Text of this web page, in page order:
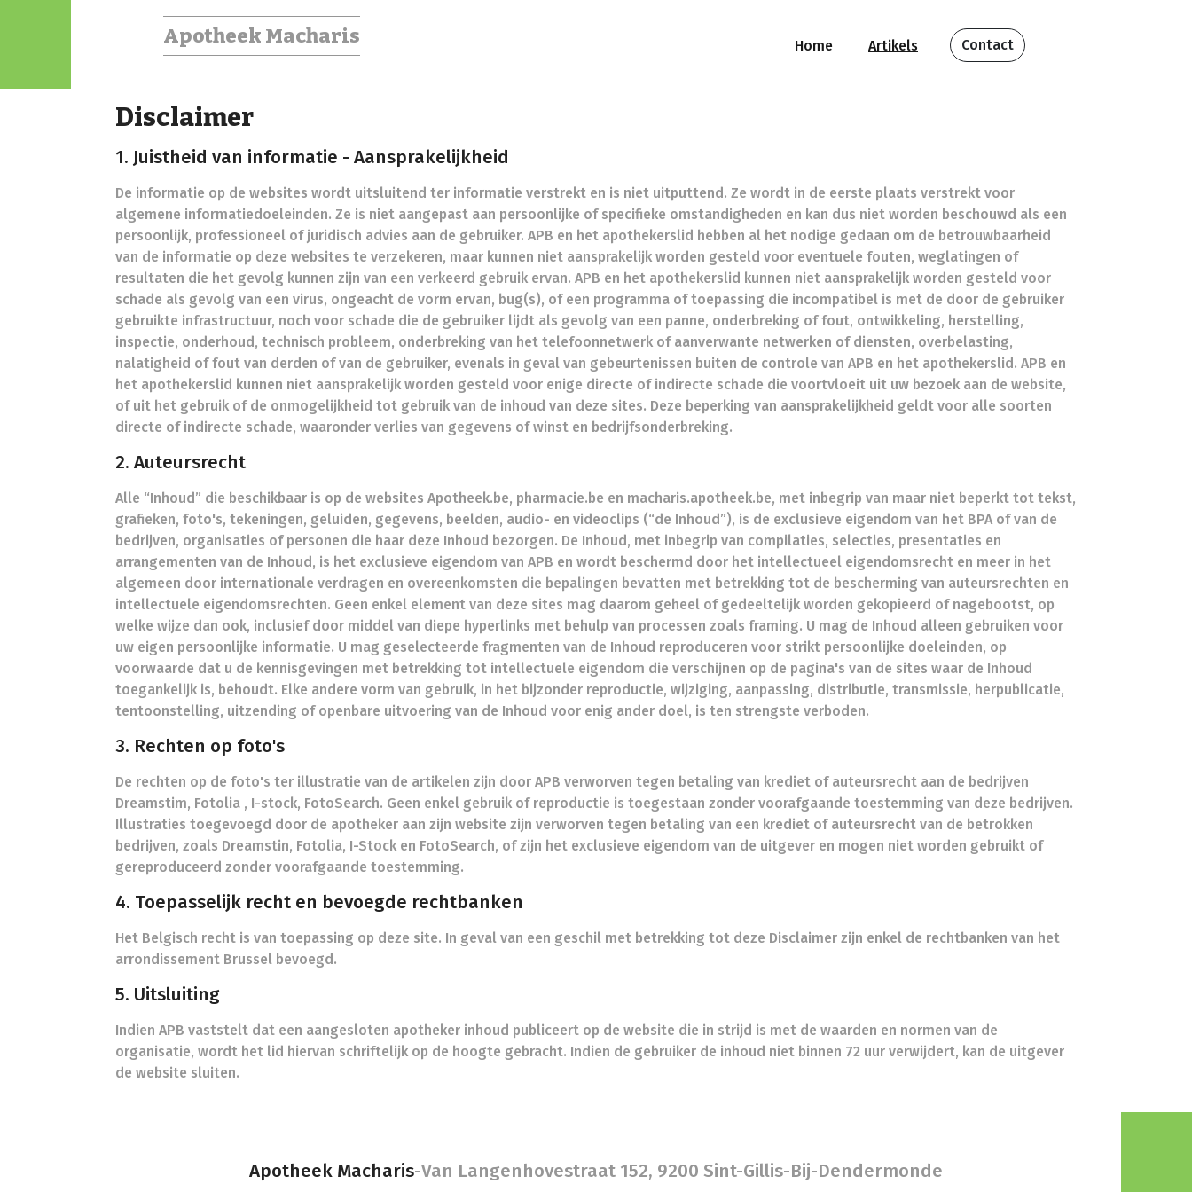
Apotheek Macharis Home Artikels Contact
Disclaimer
1. Juistheid van informatie - Aansprakelijkheid
De informatie op de websites wordt uitsluitend ter informatie verstrekt en is niet uitputtend. Ze wordt in de eerste plaats verstrekt voor
algemene informatiedoeleinden. Ze is niet aangepast aan persoonlijke of specifieke omstandigheden en kan dus niet worden beschouwd als een
persoonlijk, professioneel of juridisch advies aan de gebruiker. APB en het apothekerslid hebben al het nodige gedaan om de betrouwbaarheid
van de informatie op deze websites te verzekeren, maar kunnen niet aansprakelijk worden gesteld voor eventuele fouten, weglatingen of
resultaten die het gevolg kunnen zijn van een verkeerd gebruik ervan. APB en het apothekerslid kunnen niet aansprakelijk worden gesteld voor
schade als gevolg van een virus, ongeacht de vorm ervan, bug(s), of een programma of toepassing die incompatibel is met de door de gebruiker
gebruikte infrastructuur, noch voor schade die de gebruiker lijdt als gevolg van een panne, onderbreking of fout, ontwikkeling, herstelling,
inspectie, onderhoud, technisch probleem, onderbreking van het telefoonnetwerk of aanverwante netwerken of diensten, overbelasting,
nalatigheid of fout van derden of van de gebruiker, evenals in geval van gebeurtenissen buiten de controle van APB en het apothekerslid. APB en
het apothekerslid kunnen niet aansprakelijk worden gesteld voor enige directe of indirecte schade die voortvloeit uit uw bezoek aan de website,
of uit het gebruik of de onmogelijkheid tot gebruik van de inhoud van deze sites. Deze beperking van aansprakelijkheid geldt voor alle soorten
directe of indirecte schade, waaronder verlies van gegevens of winst en bedrijfsonderbreking.
2. Auteursrecht
Alle “Inhoud” die beschikbaar is op de websites Apotheek.be, pharmacie.be en macharis.apotheek.be, met inbegrip van maar niet beperkt tot tekst,
grafieken, foto's, tekeningen, geluiden, gegevens, beelden, audio- en videoclips (“de Inhoud”), is de exclusieve eigendom van het BPA of van de
bedrijven, organisaties of personen die haar deze Inhoud bezorgen. De Inhoud, met inbegrip van compilaties, selecties, presentaties en
arrangementen van de Inhoud, is het exclusieve eigendom van APB en wordt beschermd door het intellectueel eigendomsrecht en meer in het
algemeen door internationale verdragen en overeenkomsten die bepalingen bevatten met betrekking tot de bescherming van auteursrechten en
intellectuele eigendomsrechten. Geen enkel element van deze sites mag daarom geheel of gedeeltelijk worden gekopieerd of nagebootst, op
welke wijze dan ook, inclusief door middel van diepe hyperlinks met behulp van processen zoals framing. U mag de Inhoud alleen gebruiken voor
uw eigen persoonlijke informatie. U mag geselecteerde fragmenten van de Inhoud reproduceren voor strikt persoonlijke doeleinden, op
voorwaarde dat u de kennisgevingen met betrekking tot intellectuele eigendom die verschijnen op de pagina's van de sites waar de Inhoud
toegankelijk is, behoudt. Elke andere vorm van gebruik, in het bijzonder reproductie, wijziging, aanpassing, distributie, transmissie, herpublicatie,
tentoonstelling, uitzending of openbare uitvoering van de Inhoud voor enig ander doel, is ten strengste verboden.
3. Rechten op foto's
De rechten op de foto's ter illustratie van de artikelen zijn door APB verworven tegen betaling van krediet of auteursrecht aan de bedrijven
Dreamstim, Fotolia , I-stock, FotoSearch. Geen enkel gebruik of reproductie is toegestaan zonder voorafgaande toestemming van deze bedrijven.
Illustraties toegevoegd door de apotheker aan zijn website zijn verworven tegen betaling van een krediet of auteursrecht van de betrokken
bedrijven, zoals Dreamstin, Fotolia, I-Stock en FotoSearch, of zijn het exclusieve eigendom van de uitgever en mogen niet worden gebruikt of
gereproduceerd zonder voorafgaande toestemming.
4. Toepasselijk recht en bevoegde rechtbanken
Het Belgisch recht is van toepassing op deze site. In geval van een geschil met betrekking tot deze Disclaimer zijn enkel de rechtbanken van het
arrondissement Brussel bevoegd.
5. Uitsluiting
Indien APB vaststelt dat een aangesloten apotheker inhoud publiceert op de website die in strijd is met de waarden en normen van de
organisatie, wordt het lid hiervan schriftelijk op de hoogte gebracht. Indien de gebruiker de inhoud niet binnen 72 uur verwijdert, kan de uitgever
de website sluiten.
Apotheek Macharis-Van Langenhovestraat 152, 9200 Sint-Gillis-Bij-Dendermonde